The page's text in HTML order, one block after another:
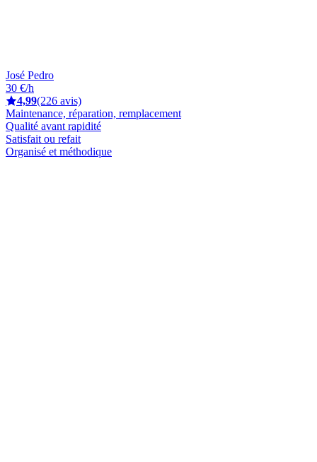
José Pedro
30 €/h
4,99(226 avis)
Maintenance, réparation, remplacement
Qualité avant rapidité
Satisfait ou refait
Organisé et méthodique